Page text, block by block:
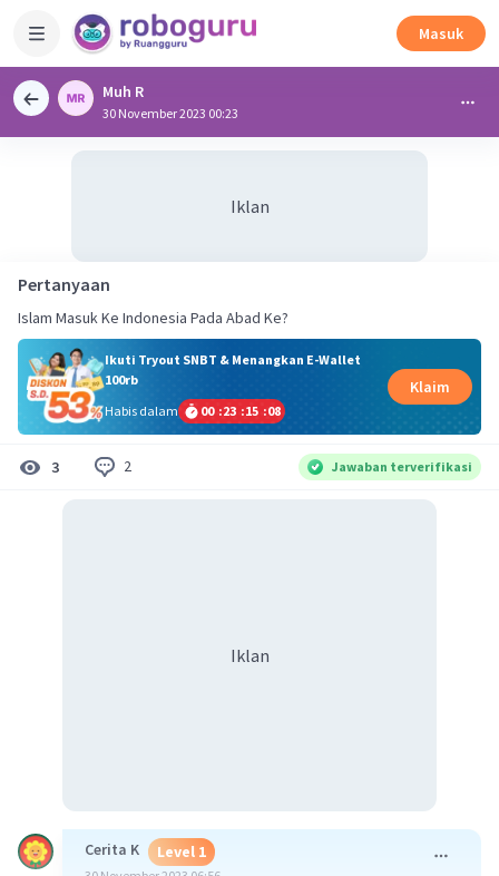
Masuk
Muh R
30 November 2023 00:23
Iklan
Pertanyaan
Ikuti Tryout SNBT & Menangkan E-Wallet
100rb
Habis dalam
00 :23 :15 :08
Klaim
3 2 Jawaban terverifikasi
Iklan
Cerita K Level 1